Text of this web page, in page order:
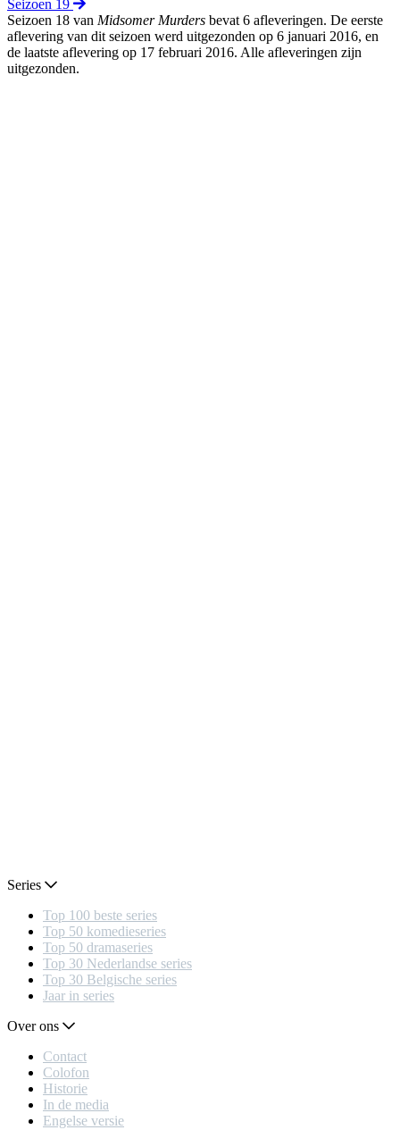
Seizoen 19
Seizoen 18 van Midsomer Murders bevat 6 afleveringen. De eerste
aflevering van dit seizoen werd uitgezonden op 6 januari 2016, en
de laatste aflevering op 17 februari 2016. Alle afleveringen zijn
uitgezonden.
Series
Top 100 beste series
Top 50 komedieseries
Top 50 dramaseries
Top 30 Nederlandse series
Top 30 Belgische series
Jaar in series
Over ons
Contact
Colofon
Historie
In de media
Engelse versie